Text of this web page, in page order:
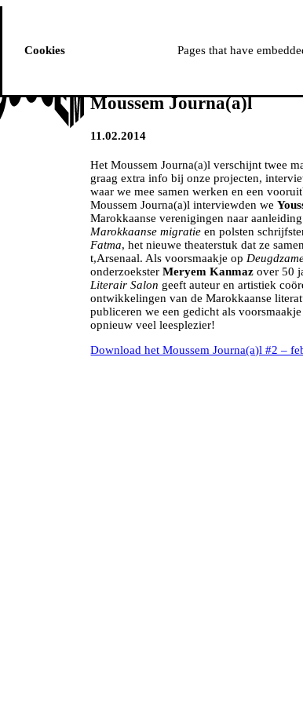
Moussem Journa(a)l
11.02.2014
Het Moussem Journa(a)l verschijnt twee
graag extra info bij onze projecten,
waar we mee samen werken en een
Moussem Journa(a)l interviewden we
Marokkaanse verenigingen naar
Marokkaanse migratie en polsten
Fatma, het nieuwe theaterstuk dat ze
t,Arsenaal. Als voorsmaakje op
onderzoeksterMeryem Kanmaz over 50
Literair Salon geeft auteur en artistiek
ontwikkelingen van de Marokkaanse
publiceren we een gedicht als
opnieuw veel leesplezier!
Download het Moussem Journa(a)l #2 –
Cookies Pages that have